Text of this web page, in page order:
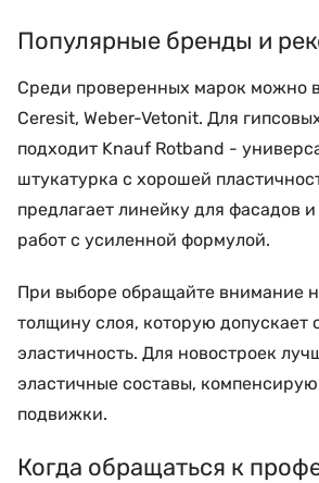
Популярные бренды и
Среди проверенных марок можно
Ceresit, Weber-Vetonit. Для
подходит Knauf Rotband -
штукатурка с хорошей
предлагает линейку для фасадов
работ с усиленной формулой.
При выборе обращайте внимание
толщину слоя, которую допускает
эластичность. Для новостроек
эластичные составы,
подвижки.
Когда обращаться к